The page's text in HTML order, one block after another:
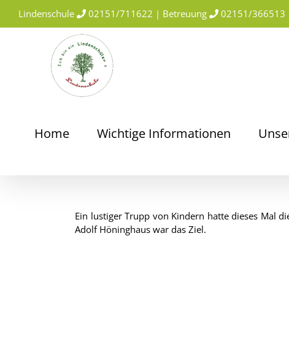
Lindenschule 02151/711622 | Betreuung 02151/366513
Home Wichtige Informationen
Ein lustiger Trupp von Kindern hatte dieses Mal
Adolf Höninghaus war das Ziel.